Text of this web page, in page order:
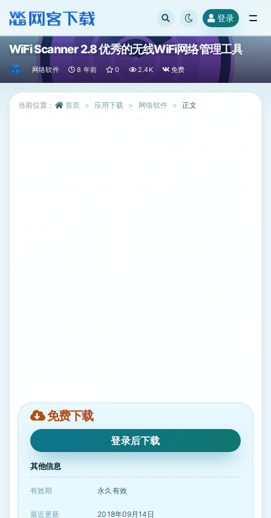
登录
WiFi Scanner 2.8 优秀的无线WiFi网络管理工具
网络软件 8 年前 0 2.4K 免费
当前位置： 首页 应用下载 网络软件 正文
免费下载
登录后下载
其他信息
有效期 永久有效
最近更新 2018年09月14日
全部